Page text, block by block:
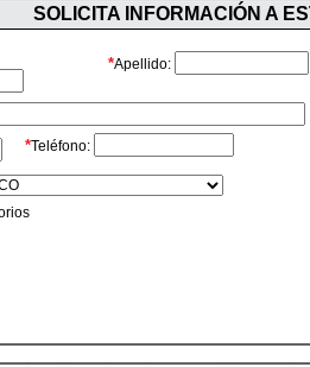
SOLICITA INFORMACIÓN A
*Apellido:
*Teléfono: